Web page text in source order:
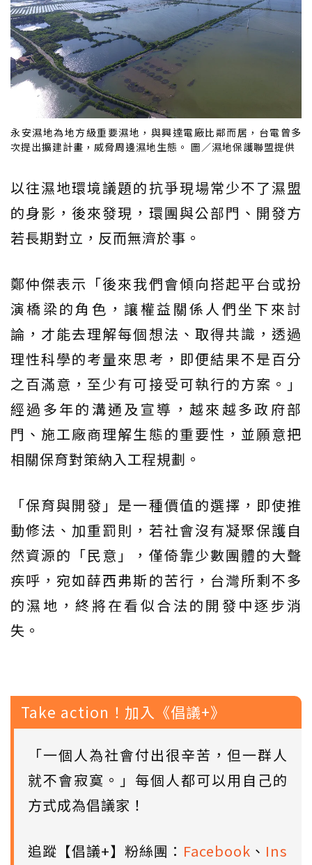
永安濕地為地方級重要濕地，與興達電廠比鄰而居，台電曾多
次提出擴建計畫，威脅周邊濕地生態。 圖／濕地保護聯盟提供
以往濕地環境議題的抗爭現場常少不了濕盟
的身影，後來發現，環團與公部門、開發方
若長期對立，反而無濟於事。
鄭仲傑表示「後來我們會傾向搭起平台或扮
演橋梁的角色，讓權益關係人們坐下來討
論，才能去理解每個想法、取得共識，透過
理性科學的考量來思考，即便結果不是百分
之百滿意，至少有可接受可執行的方案。」
經過多年的溝通及宣導，越來越多政府部
門、施工廠商理解生態的重要性，並願意把
相關保育對策納入工程規劃。
「保育與開發」是一種價值的選擇，即使推
動修法、加重罰則，若社會沒有凝聚保護自
然資源的「民意」，僅倚靠少數團體的大聲
疾呼，宛如薛西弗斯的苦行，台灣所剩不多
的濕地，終將在看似合法的開發中逐步消
失。
Take action！加入《倡議+》
「一個人為社會付出很辛苦，但一群人
就不會寂寞。」每個人都可以用自己的
方式成為倡議家！
追蹤【倡議+】粉絲團： Facebook 、 Ins